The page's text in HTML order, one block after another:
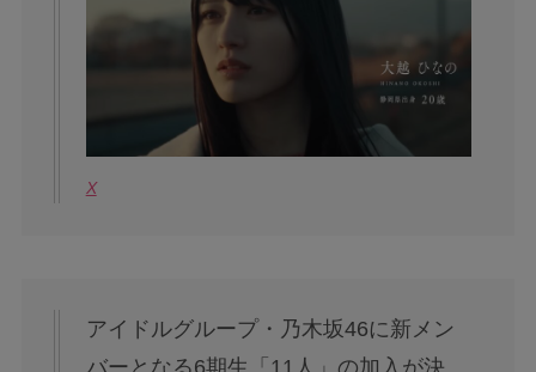
X
アイドルグループ・乃木坂46に新メン